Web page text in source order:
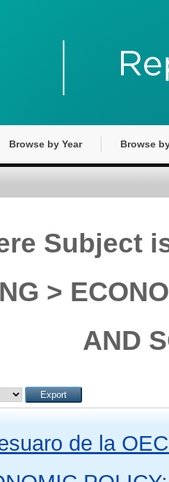
Browse by Year Browse
Subject
>
AND
de la